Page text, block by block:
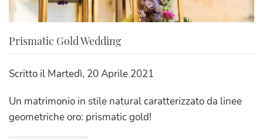
Prismatic Gold Wedding
Scritto il Martedì, 20 Aprile 2021
Un matrimonio in stile natural caratterizzato da linee
geometriche oro: prismatic gold!